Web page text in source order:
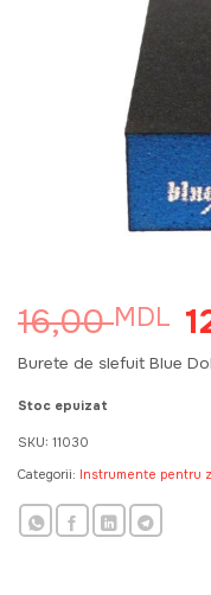
16,00MDL
a
Burete de slefuit Blue
Stoc epuizat
SKU: 11030
Categorii: Instrumente pentru